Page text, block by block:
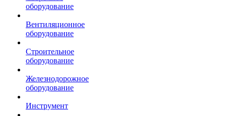
оборудование
Вентиляционное
оборудование
Строительное
оборудование
Железнодорожное
оборудование
Инструмент